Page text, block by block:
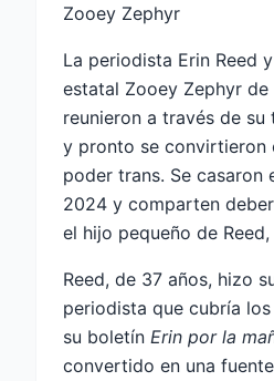
Zooey Zephyr
La periodista Erin Reed
estatal Zooey Zephyr de
reunieron a través de
y pronto se convirtieron
poder trans. Se casaron
2024 y comparten
el hijo pequeño de Reed,
Reed, de 37 años, hizo
periodista que cubría
su boletín Erin por la
convertido en una